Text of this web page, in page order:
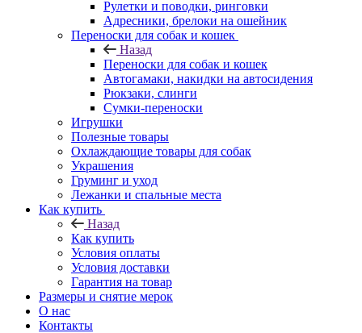
Рулетки и поводки, ринговки
Адресники, брелоки на ошейник
Переноски для собак и кошек
Назад
Переноски для собак и кошек
Автогамаки, накидки на автосидения
Рюкзаки, слинги
Сумки-переноски
Игрушки
Полезные товары
Охлаждающие товары для собак
Украшения
Груминг и уход
Лежанки и спальные места
Как купить
Назад
Как купить
Условия оплаты
Условия доставки
Гарантия на товар
Размеры и снятие мерок
О нас
Контакты